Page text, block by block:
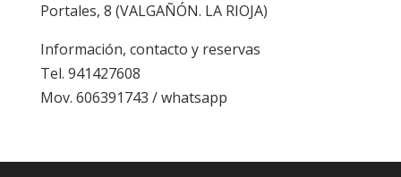
Portales, 8 (VALGAÑÓN. LA RIOJA)
Información, contacto y reservas
Tel. 941427608
Mov. 606391743 / whatsapp